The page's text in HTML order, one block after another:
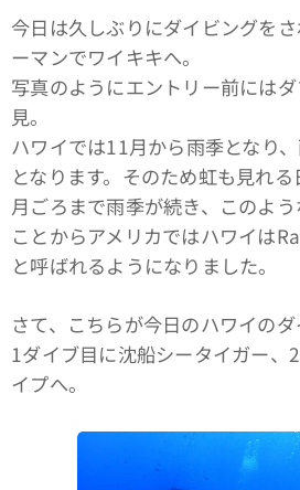
今日は久しぶりにダイビングを
ーマンでワイキキへ。
写真のようにエントリー前には
見。
ハワイでは11月から雨季となり
となります。そのため虹も見れ
月ごろまで雨季が続き、このよ
ことからアメリカではハワイは
と呼ばれるようになりました。
さて、こちらが今日のハワイのダ
1ダイブ目に沈船シータイガー、
イプへ。